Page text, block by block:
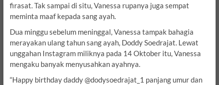
firasat. Tak sampai di situ, Vanessa rupanya juga sempat
meminta maaf kepada sang ayah.
Dua minggu sebelum meninggal, Vanessa tampak bahagia
merayakan ulang tahun sang ayah, Doddy Soedrajat. Lewat
unggahan Instagram miliknya pada 14 Oktober itu, Vanessa
mengaku banyak menyusahkan ayahnya.
“Happy birthday daddy @dodysoedrajat_1 panjang umur dan